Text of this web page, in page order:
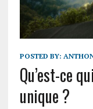
POSTED BY:
Qu’est-ce
unique ?